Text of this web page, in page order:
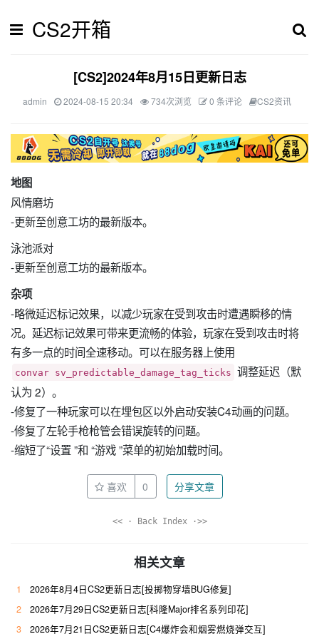
CS2开箱
[CS2]2024年8月15日更新日志
admin 2024-08-15 20:34 734次浏览 0 条评论 CS2资讯
地图
风情磨坊
-更新至创意工坊的最新版本。
泳池派对
-更新至创意工坊的最新版本。
杂项
-略微延迟标记效果，以减少玩家在受到攻击时遭遇瞬移的情
况。延迟标记效果可带来更流畅的体验，玩家在受到攻击时将
有多一点的时间全速移动。可以在服务器上使用
convar sv_predictable_damage_tag_ticks 调整延迟（默
认为 2）。
-修复了一种玩家可以在埋包区以外启动安装C4动画的问题。
-修复了左轮手枪枪管会错误旋转的问题。
-缩短了“设置 ”和 “游戏 ”菜单的初始加载时间。
喜欢 0 分享文章
<< · Back Index ·>>
相关文章
1
2026年8月4日CS2更新日志[投掷物穿墙BUG修复]
2
2026年7月29日CS2更新日志[科隆Major排名系列印花]
3
2026年7月21日CS2更新日志[C4爆炸会和烟雾燃烧弹交互]